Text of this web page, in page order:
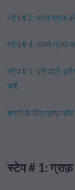
स्टेप #3: अपने ग्राफ़
स्टेप # 4: अपने ग्राफ़
स्टेप # 5: इसे डालें, इसे
करें
बनाने के लिए ग्राफ़ और
स्टेप # 1: